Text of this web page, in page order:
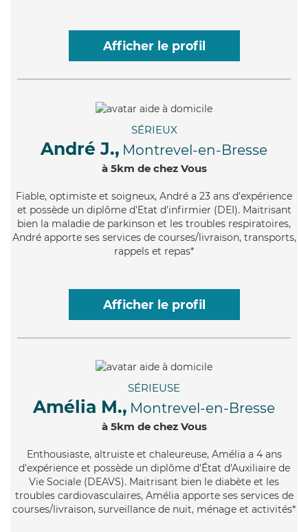
Afficher le profil
SÉRIEUX
André J., Montrevel-en-Bresse
à 5km de chez Vous
Fiable, optimiste et soigneux, André a 23 ans d'expérience
et possède un diplôme d'Etat d'infirmier (DEI). Maitrisant
bien la maladie de parkinson et les troubles respiratoires,
André apporte ses services de courses/livraison, transports,
rappels et repas*
Afficher le profil
SÉRIEUSE
Amélia M., Montrevel-en-Bresse
à 5km de chez Vous
Enthousiaste, altruiste et chaleureuse, Amélia a 4 ans
d'expérience et possède un diplôme d'État d'Auxiliaire de
Vie Sociale (DEAVS). Maitrisant bien le diabète et les
troubles cardiovasculaires, Amélia apporte ses services de
courses/livraison, surveillance de nuit, ménage et activités*